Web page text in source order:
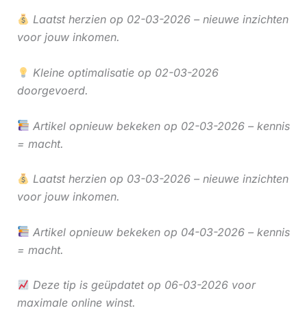
Laatst herzien op 02-03-2026 – nieuwe inzichten
voor jouw inkomen.
Kleine optimalisatie op 02-03-2026
doorgevoerd.
Artikel opnieuw bekeken op 02-03-2026 – kennis
= macht.
Laatst herzien op 03-03-2026 – nieuwe inzichten
voor jouw inkomen.
Artikel opnieuw bekeken op 04-03-2026 – kennis
= macht.
Deze tip is geüpdatet op 06-03-2026 voor
maximale online winst.